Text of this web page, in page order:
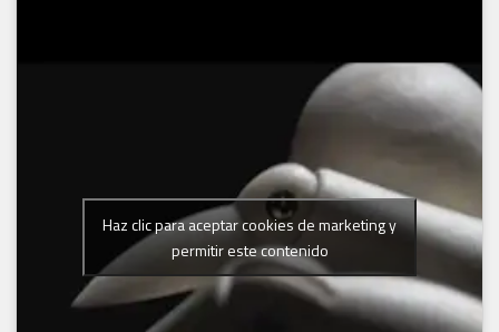
Haz clic para aceptar cookies de marketing y
permitir este contenido